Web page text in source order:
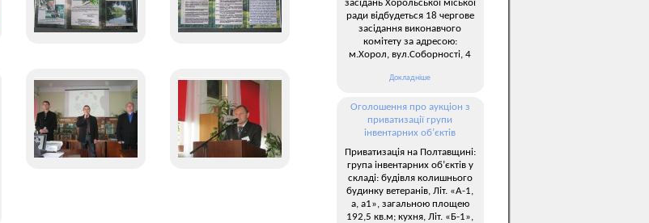
засідань Хорольської міської
ради відбудеться 18 чергове
засідання виконавчого
комітету за адресою:
м.Хорол, вул.Соборності, 4
Докладніше
Оголошення про аукціон з
приватизації групи
інвентарних об’єктів
Приватизація на Полтавщині:
група інвентарних об’єктів у
складі: будівля колишнього
будинку ветеранів, Літ. «А-1,
а, а1», загальною площею
192,5 кв.м; кухня, Літ. «Б-1»,